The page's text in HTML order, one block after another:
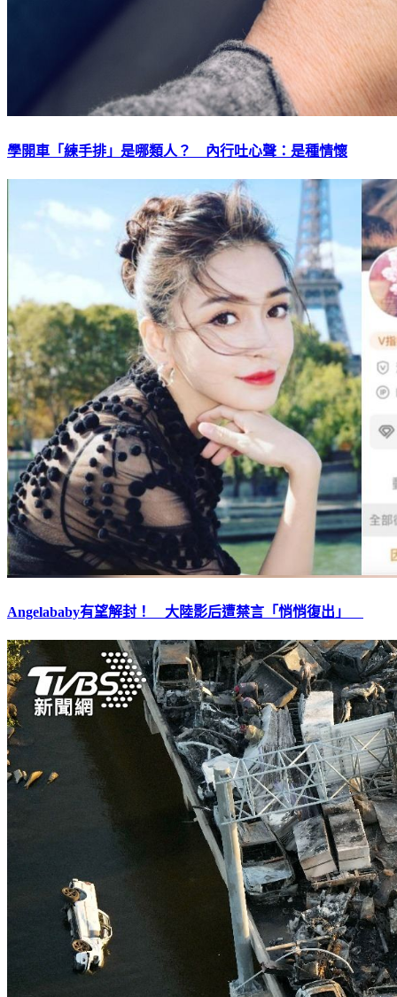
學開車「練手排」是哪類人？ 內行吐心聲：是種情懷
Angelababy有望解封！ 大陸影后遭禁言「悄悄復出」